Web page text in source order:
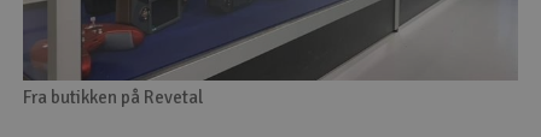
Fra butikken på Revetal